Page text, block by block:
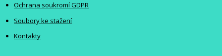
Ochrana soukromí GDPR
Soubory ke stažení
Kontakty